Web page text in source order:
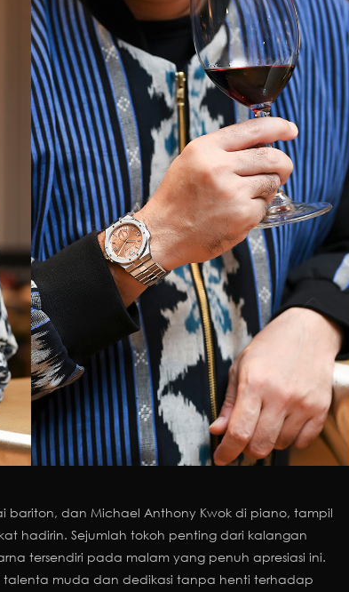
dan Michael Anthony Kwok di piano, tampil
hadirin. Sejumlah tokoh penting dari kalangan
tersendiri pada malam yang penuh apresiasi ini.
talenta muda dan dedikasi tanpa henti terhadap